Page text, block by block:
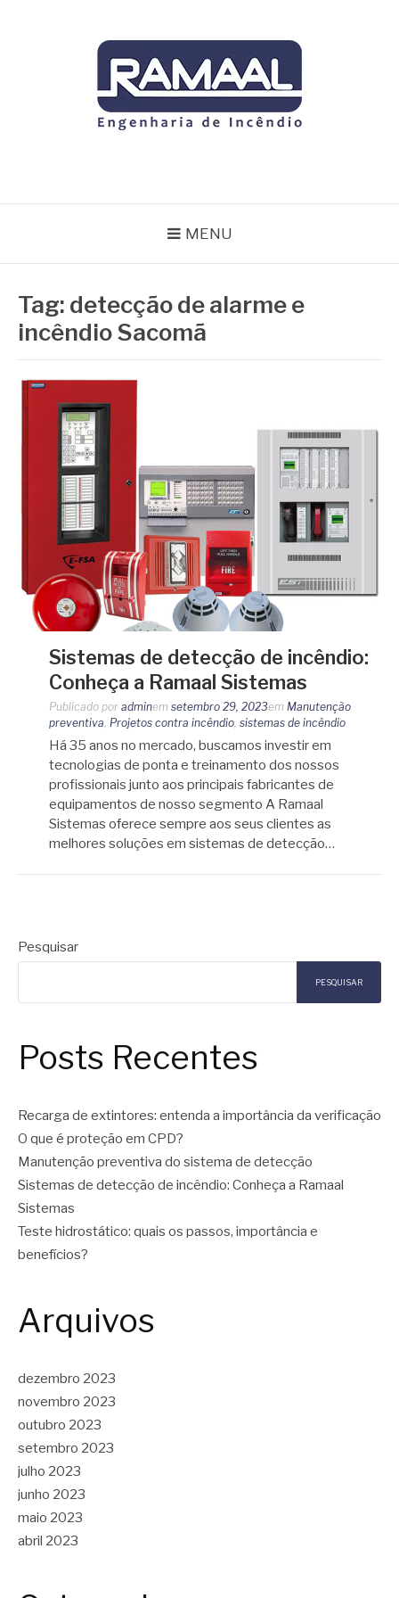
MENU
Tag: detecção de alarme e
incêndio Sacomã
Sistemas de detecção de incêndio:
Conheça a Ramaal Sistemas
Publicado por adminem setembro 29, 2023em Manutenção
preventiva, Projetos contra incêndio, sistemas de incêndio
Há 35 anos no mercado, buscamos investir em
tecnologias de ponta e treinamento dos nossos
profissionais junto aos principais fabricantes de
equipamentos de nosso segmento A Ramaal
Sistemas oferece sempre aos seus clientes as
melhores soluções em sistemas de detecção…
Pesquisar
PESQUISAR
Posts Recentes
Recarga de extintores: entenda a importância da verificação
O que é proteção em CPD?
Manutenção preventiva do sistema de detecção
Sistemas de detecção de incêndio: Conheça a Ramaal
Sistemas
Teste hidrostático: quais os passos, importância e
benefícios?
Arquivos
dezembro 2023
novembro 2023
outubro 2023
setembro 2023
julho 2023
junho 2023
maio 2023
abril 2023